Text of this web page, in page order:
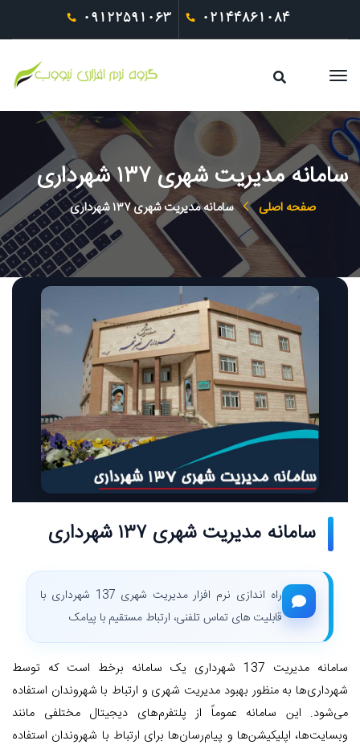
09122591063 02144861084
سامانه مدیریت شهری ۱۳۷ شهرداری
صفحه اصلی سامانه مدیریت شهری ۱۳۷ شهرداری
سامانه مدیریت شهری ۱۳۷ شهرداری
راه اندازی نرم افزار مدیریت شهری 137 شهرداری با
قابلیت های تماس تلفنی، ارتباط مستقیم با پیامک
سامانه مدیریت 137 شهرداری یک سامانه برخط است که توسط
شهرداری‌ها به منظور بهبود مدیریت شهری و ارتباط با شهروندان استفاده
می‌شود. این سامانه عموماً از پلتفرم‌های دیجیتال مختلفی مانند
وبسایت‌ها، اپلیکیشن‌ها و پیام‌رسان‌ها برای ارتباط با شهروندان استفاده